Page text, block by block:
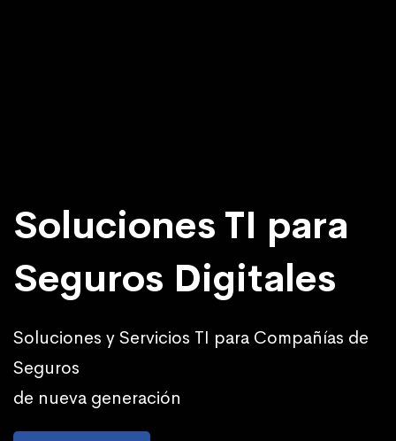
Soluciones TI para
Seguros Digitales
Soluciones y Servicios TI para Compañías de
Seguros
de nueva generación